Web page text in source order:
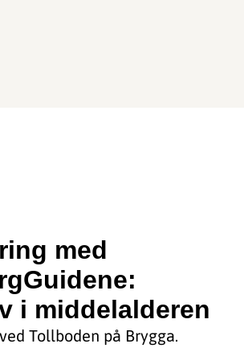
med
i middelalderen
Tollboden på Brygga.